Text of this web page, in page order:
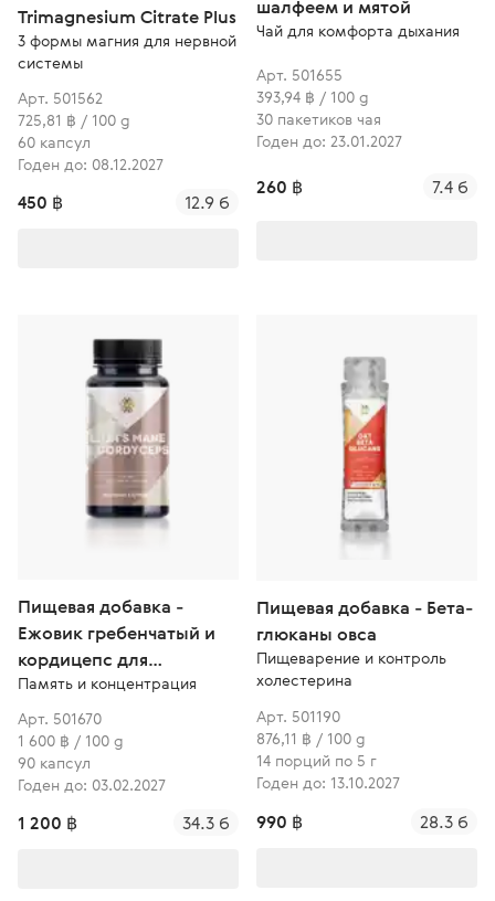
Trimagnesium Citrate Plus
3 формы магния для нервной
системы
Арт. 501562
725,81 ฿ / 100 g
60 капсул
Годен до: 08.12.2027
450 ฿ 12.9 б
шалфеем и мятой
Чай для комфорта дыхания
Арт. 501655
393,94 ฿ / 100 g
30 пакетиков чая
Годен до: 23.01.2027
260 ฿ 7.4 б
Пищевая добавка -
Ежовик гребенчатый и
кордицепс для
улучшения когнитивных
функций
Память и концентрация
Арт. 501670
1 600 ฿ / 100 g
90 капсул
Годен до: 03.02.2027
1 200 ฿ 34.3 б
Пищевая добавка - Бета-
глюканы овса
Пищеварение и контроль
холестерина
Арт. 501190
876,11 ฿ / 100 g
14 порций по 5 г
Годен до: 13.10.2027
990 ฿ 28.3 б